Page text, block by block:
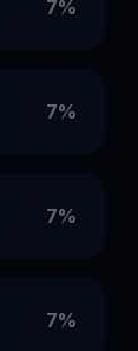
7%
7%
7%
7%